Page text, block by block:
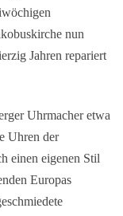
nun
Jahren repariert
Uhrmacher etwa
Uhren der
einen eigenen Stil
Europas